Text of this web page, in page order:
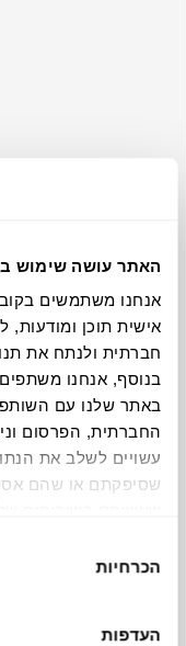
האתר עושה שימוש
אישית תוכן
חברתית ולנתח את
בנוסף, אנחנו
באתר שלנו עם
החברתית, הפרסום
עשויים לשלב את
שסיפקתם או שהם
הסכמה
הכרחיות
העדפות
צבעים
ונוחות מקסימלית.
וטקסטורה מפנקת,